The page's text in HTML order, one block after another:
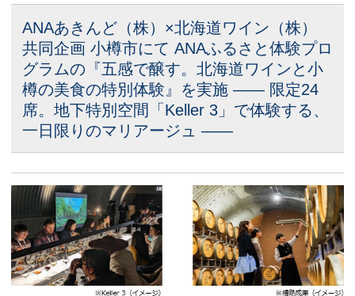
ANAあきんど（株）×北海道ワイン（株）
共同企画 小樽市にて ANAふるさと体験プロ
グラムの 『五感で醸す。北海道ワインと小
樽の美食の特別体験』を実施 ―― 限定24
席。地下特別空間「Keller 3」で体験する、
一日限りのマリアージュ ――